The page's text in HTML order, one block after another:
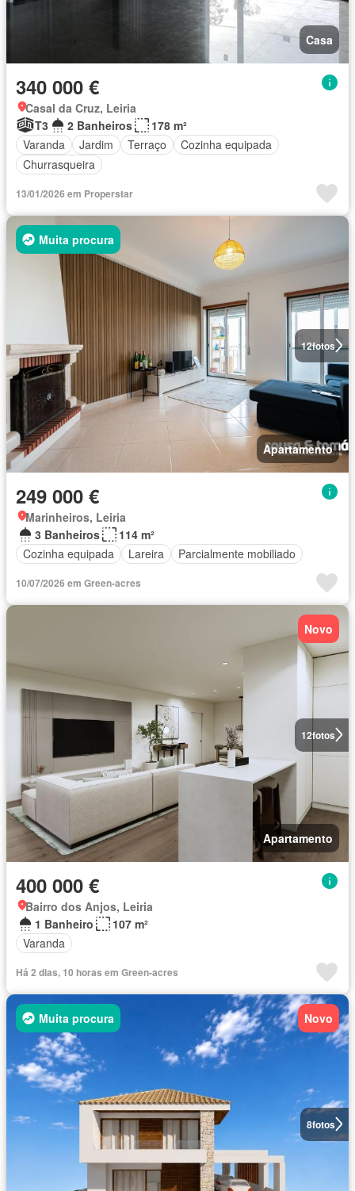
Casa
340 000 €
Casal da Cruz, Leiria
T3
2 Banheiros
178 m²
Varanda
Jardim Terraço
Cozinha equipada
Churrasqueira
13/01/2026 em Properstar
12fotos
Muita procura
Apartamento
249 000 €
Marinheiros, Leiria
3 Banheiros
114 m²
Cozinha equipada
Lareira Parcialmente mobiliado
10/07/2026 em Green-acres
12fotos
Novo
Apartamento
400 000 €
Bairro dos Anjos, Leiria
1 Banheiro
107 m²
Varanda
Há 2 dias, 10 horas em Green-acres
8fotos
Muita procura Novo